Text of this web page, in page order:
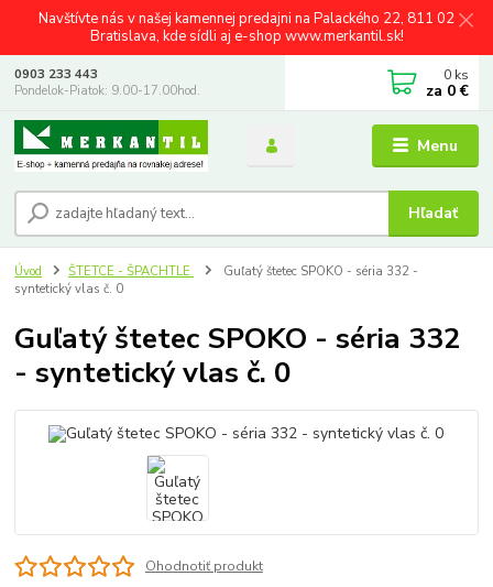
Navštívte nás v našej kamennej predajni na Palackého 22, 811 02
Bratislava, kde sídli aj e-shop www.merkantil.sk!
Menu
Hľadať
0903 233 443
Pondelok-Piatok: 9.00-17.00hod.
0 ks
za 0 €
Úvod ŠTETCE - ŠPACHTLE
Guľatý štetec SPOKO - séria 332 -
syntetický vlas č. 0
Guľatý štetec SPOKO - séria 332
- syntetický vlas č. 0
Ohodnotiť produkt